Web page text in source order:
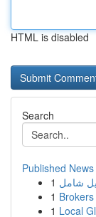
HTML is disabled
Search
Published News
1
1
1 Local